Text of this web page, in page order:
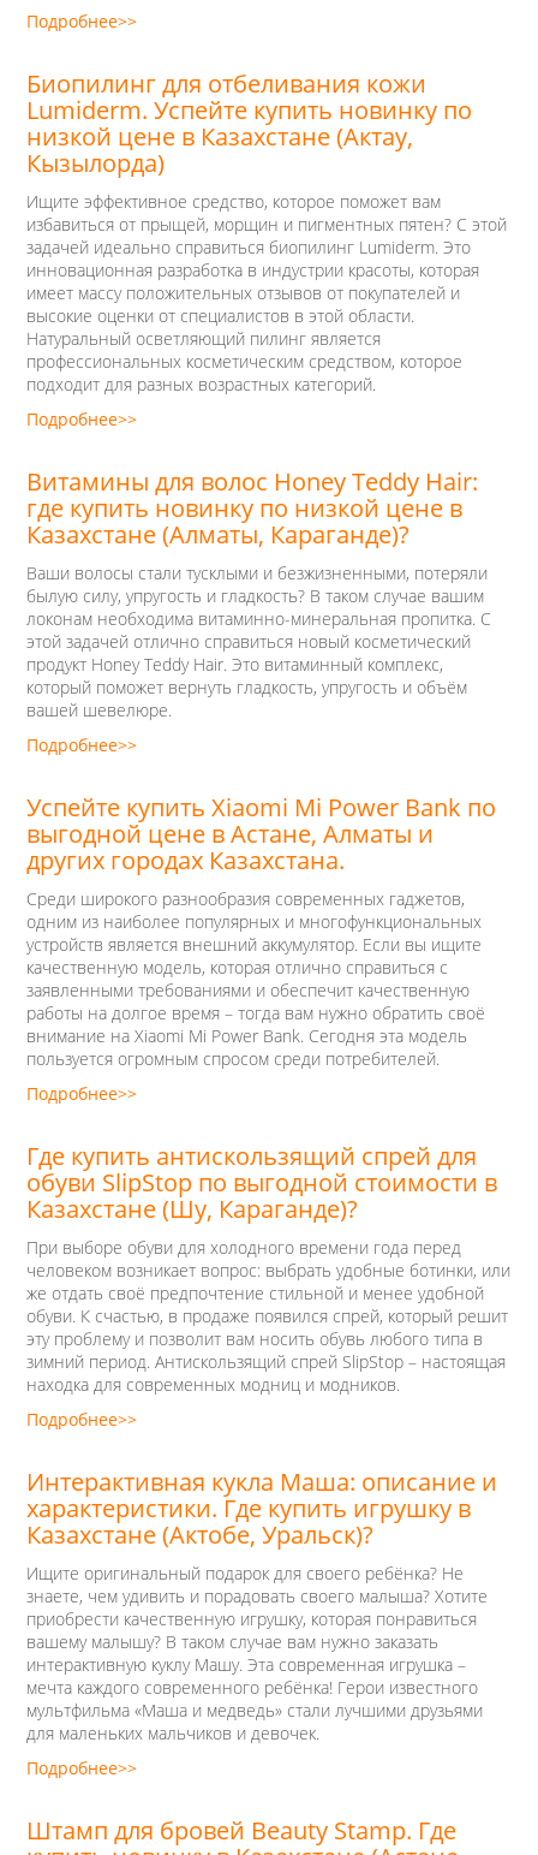
Подробнее>>
Биопилинг для отбеливания кожи
Lumiderm. Успейте купить новинку по
низкой цене в Казахстане (Актау,
Кызылорда)
Ищите эффективное средство, которое поможет вам
избавиться от прыщей, морщин и пигментных пятен? С этой
задачей идеально справиться биопилинг Lumiderm. Это
инновационная разработка в индустрии красоты, которая
имеет массу положительных отзывов от покупателей и
высокие оценки от специалистов в этой области.
Натуральный осветляющий пилинг является
профессиональных косметическим средством, которое
подходит для разных возрастных категорий.
Подробнее>>
Витамины для волос Honey Teddy Hair:
где купить новинку по низкой цене в
Казахстане (Алматы, Караганде)?
Ваши волосы стали тусклыми и безжизненными, потеряли
былую силу, упругость и гладкость? В таком случае вашим
локонам необходима витаминно-минеральная пропитка. С
этой задачей отлично справиться новый косметический
продукт Honey Teddy Hair. Это витаминный комплекс,
который поможет вернуть гладкость, упругость и объём
вашей шевелюре.
Подробнее>>
Успейте купить Xiaomi Mi Power Bank по
выгодной цене в Астане, Алматы и
других городах Казахстана.
Среди широкого разнообразия современных гаджетов,
одним из наиболее популярных и многофункциональных
устройств является внешний аккумулятор. Если вы ищите
качественную модель, которая отлично справиться с
заявленными требованиями и обеспечит качественную
работы на долгое время – тогда вам нужно обратить своё
внимание на Xiaomi Mi Power Bank. Сегодня эта модель
пользуется огромным спросом среди потребителей.
Подробнее>>
Где купить антискользящий спрей для
обуви SlipStop по выгодной стоимости в
Казахстане (Шу, Караганде)?
При выборе обуви для холодного времени года перед
человеком возникает вопрос: выбрать удобные ботинки, или
же отдать своё предпочтение стильной и менее удобной
обуви. К счастью, в продаже появился спрей, который решит
эту проблему и позволит вам носить обувь любого типа в
зимний период. Антискользящий спрей SlipStop – настоящая
находка для современных модниц и модников.
Подробнее>>
Интерактивная кукла Маша: описание и
характеристики. Где купить игрушку в
Казахстане (Актобе, Уральск)?
Ищите оригинальный подарок для своего ребёнка? Не
знаете, чем удивить и порадовать своего малыша? Хотите
приобрести качественную игрушку, которая понравиться
вашему малышу? В таком случае вам нужно заказать
интерактивную куклу Машу. Эта современная игрушка –
мечта каждого современного ребёнка! Герои известного
мультфильма «Маша и медведь» стали лучшими друзьями
для маленьких мальчиков и девочек.
Подробнее>>
Штамп для бровей Beauty Stamp. Где